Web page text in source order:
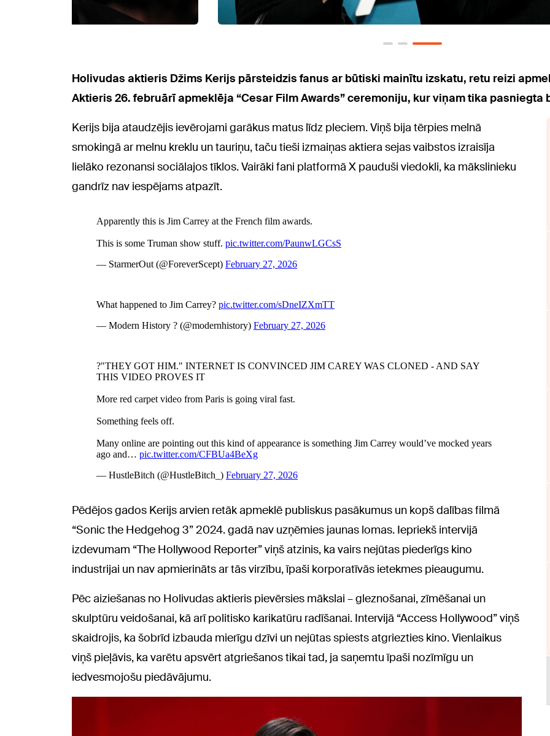
Holivudas aktieris Džims Kerijs pārsteidzis fanus ar būtiski mainītu izskatu, retu reizi
Aktieris 26. februārī apmeklēja “Cesar Film Awards” ceremoniju, kur viņam tika pasniegta
Kerijs bija ataudzējis ievērojami garākus matus līdz pleciem. Viņš bija tērpies melnā
smokingā ar melnu kreklu un tauriņu, taču tieši izmaiņas aktiera sejas vaibstos izraisīja
lielāko rezonansi sociālajos tīklos. Vairāki fani platformā X pauduši viedokli, ka mākslinieku
gandrīz nav iespējams atpazīt.
Pēdējos gados Kerijs arvien retāk apmeklē publiskus pasākumus un kopš dalības filmā
“Sonic the Hedgehog 3” 2024. gadā nav uzņēmies jaunas lomas. Iepriekš intervijā
izdevumam “The Hollywood Reporter” viņš atzinis, ka vairs nejūtas piederīgs kino
industrijai un nav apmierināts ar tās virzību, īpaši korporatīvās ietekmes pieaugumu.
Pēc aiziešanas no Holivudas aktieris pievērsies mākslai – gleznošanai, zīmēšanai un
skulptūru veidošanai, kā arī politisko karikatūru radīšanai. Intervijā “Access Hollywood” viņš
skaidrojis, ka šobrīd izbauda mierīgu dzīvi un nejūtas spiests atgriezties kino. Vienlaikus
viņš pieļāvis, ka varētu apsvērt atgriešanos tikai tad, ja saņemtu īpaši nozīmīgu un
iedvesmojošu piedāvājumu.